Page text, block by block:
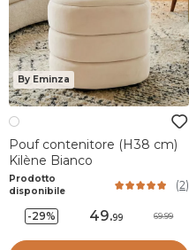
By Eminza
Pouf contenitore (H38 cm)
Kilène Bianco
Prodotto
disponibile
(2)
-29% 49.99 69.99